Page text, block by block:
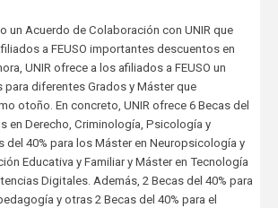
un Acuerdo de Colaboración con UNIR que
a FEUSO importantes descuentos en
UNIR ofrece a los afiliados a FEUSO un
para diferentes Grados y Máster que
otoño. En concreto, UNIR ofrece 6 Becas del
en Derecho, Criminología, Psicología y
del 40% para los Máster en Neuropsicología y
Educativa y Familiar y Máster en Tecnología
Digitales. Además, 2 Becas del 40% para
y otras 2 Becas del 40% para el